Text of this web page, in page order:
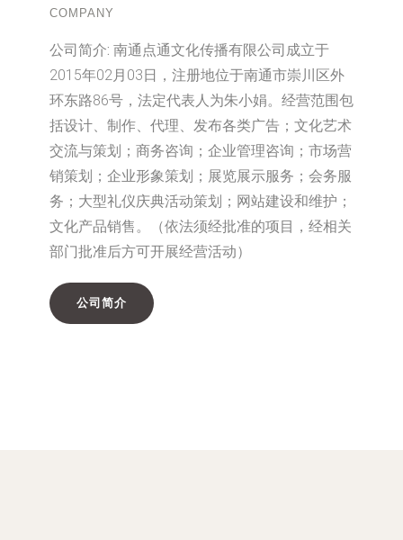
COMPANY
公司简介: 南通点通文化传播有限公司成立于
2015年02月03日，注册地位于南通市崇川区外
环东路86号，法定代表人为朱小娟。经营范围包
括设计、制作、代理、发布各类广告；文化艺术
交流与策划；商务咨询；企业管理咨询；市场营
销策划；企业形象策划；展览展示服务；会务服
务；大型礼仪庆典活动策划；网站建设和维护；
文化产品销售。（依法须经批准的项目，经相关
部门批准后方可开展经营活动）
公司简介